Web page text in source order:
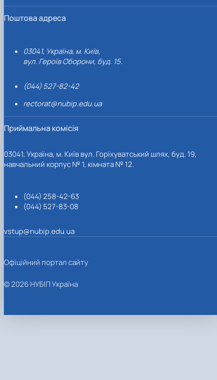
Поштова адреса
03041, Україна, м. Київ,
вул. Героїв Оборони, буд. 15.
(044) 527-82-42
rectorat@nubip.edu.ua
Приймальна комісія
03041, Україна, м. Київ вул. Горіхуватський шлях, буд. 19,
навчальний корпус № 1, кімната № 12.
(044) 258-42-63
(044) 527-83-08
vstup@nubip.edu.ua
Офіційний портал сайту
© 2026 НУБІП Україна